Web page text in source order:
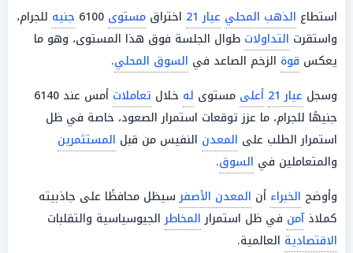
استطاع الذهب المحلي عيار 21 اختراق مستوى جنيه للجرام،
واستقرت التداولات طوال الجلسة فوق هذا المستوى، وهو ما
يعكس قوة الزخم الصاعد في السوق المحلي.
وسجل عيار 21 أعلى مستوى له خلال تعاملات
أمس عند 6140
جنيهًا للجرام، ما عزز توقعات استمرار الصعود، خاصة في ظل
استمرار الطلب على المعدن النفيس من قبل المستثمرين
والمتعاملين في السوق.
وأوضح الخبراء أن المعدن الأصفرسيظل محافظًا على جاذبيته
كملاذآمن في ظل استمرارالمخاطرالجيوسياسية والتقلبات
الاقتصادية العالمية.